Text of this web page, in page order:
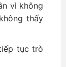
vì không
thấy
tục trò